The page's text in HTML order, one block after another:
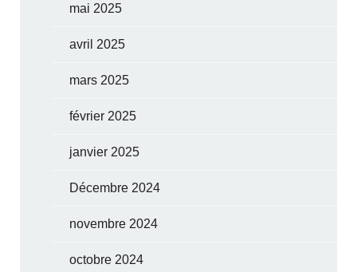
mai 2025
avril 2025
mars 2025
février 2025
janvier 2025
Décembre 2024
novembre 2024
octobre 2024